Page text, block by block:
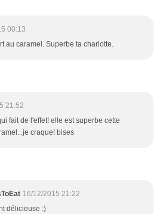
00:13
au caramel. Superbe ta charlotte.
21:52
fait de l'effet! elle est superbe cette
craque! bises
16/12/2015 21:22
délicieuse :)